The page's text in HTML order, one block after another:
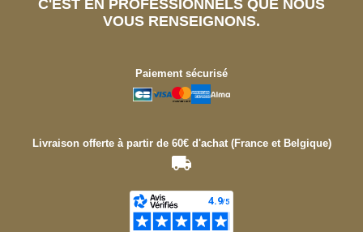
C'EST EN PROFESSIONNELS QUE NOUS
VOUS RENSEIGNONS.
Paiement sécurisé
Livraison offerte à partir de 60€ d'achat (France et Belgique)